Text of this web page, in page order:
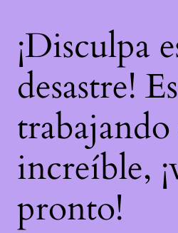
¡Disculpa
desastre!
increíble,
pronto!